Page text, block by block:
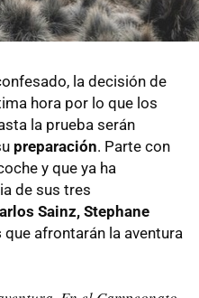
la decisión de
hora por lo que los
la prueba serán
preparación. Parte con
y que ya ha
de sus tres
Sainz, Stephane
que afrontarán la aventura